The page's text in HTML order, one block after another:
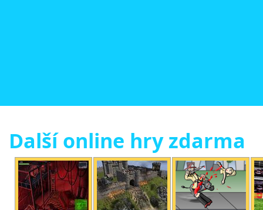
Další online hry zdarma